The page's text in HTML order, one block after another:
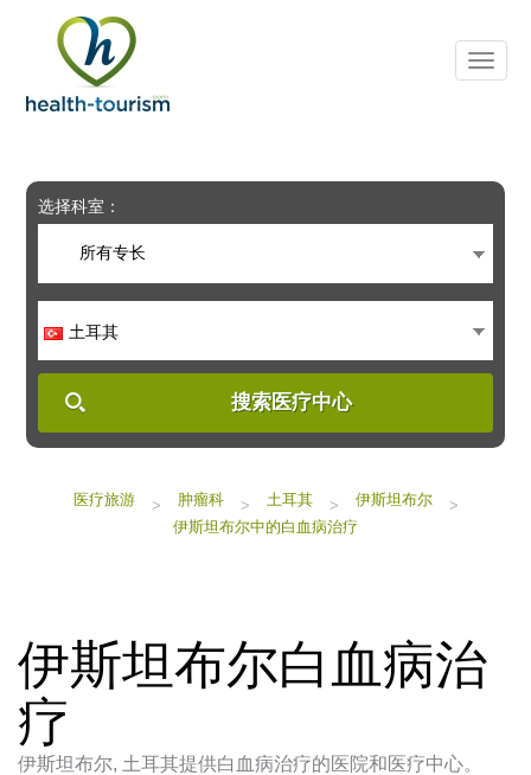
includes
system.
选择科室：
所有专长
土耳其
搜索医疗中心
医疗旅游 > 肿瘤科 > 土耳其 > 伊斯坦布尔
>
伊斯坦布尔中的白血病治疗
伊斯坦布尔白血病治
疗
伊斯坦布尔, 土耳其提供白血病治疗的医院和医疗中心。